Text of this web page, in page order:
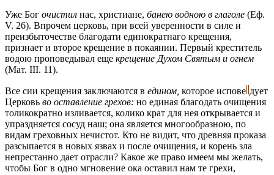
Уже Бог очистил нас, христиане, банею водною в глаголе (Еф.
V. 26). Впрочем церковь, при всей уверенности в силе и
преизбыточестве благодати единократнаго крещения,
признает и второе крещение в покаянии. Первый креститель
водою проповедывал еще крещение Духом Святым и огнем
(Мат. III. 11).
Все сии крещения заключаются в едином, которое испове дует
Церковь во оставление грехов: но единая благодать очищения
толикократно изливается, колико крат для нея открывается и
упраздняется сосуд наш; она является многообразною, по
видам греховных нечистот. Кто не видит, что древняя проказа
разсыпается в новых язвах и после очищения, и корень зла
непрестанно дает отрасли? Какое же право имеем мы желать,
чтобы Бог в одно мгновение ока оставил нам те грехи,